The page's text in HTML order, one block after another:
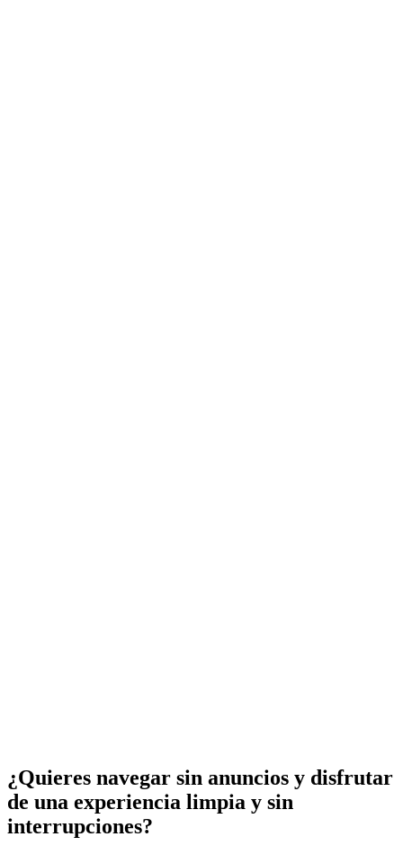
¿Quieres navegar sin anuncios y disfrutar
de una experiencia limpia y sin
interrupciones?